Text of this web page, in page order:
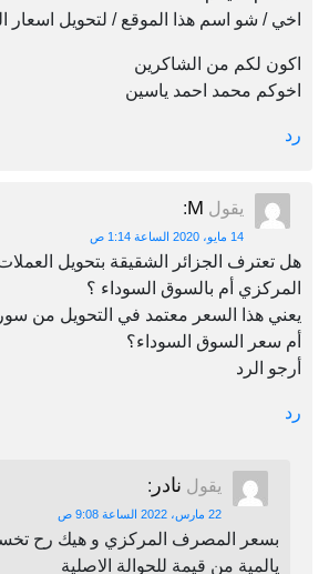
اخي / شو اسم هذا الموقع / لتحويل اسعار
اكون لكم من الشاكرين
اخوكم محمد احمد ياسين
رد
يقول M
:
14 مايو، 2020 الساعة 1:14 ص
هل تعترف الجزائر الشقيقة بتحويل
المركزي أم بالسوق السوداء ؟
يعني هذا السعر معتمد في التحويل من
أم سعر السوق السوداء؟
أرجو الرد
رد
يقول نادر :
22 مارس، 2022 الساعة 9:08 ص
بسعر المصرف المركزي و هيك رح
يالمية من قيمة للحوالة الاصلية